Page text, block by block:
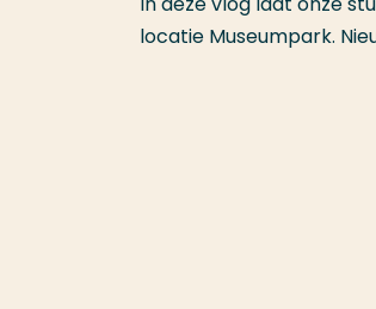
locatie Museumpark.